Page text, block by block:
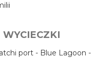
port - Blue Lagoon -